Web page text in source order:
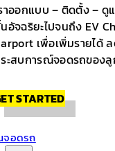
าออกแบบ – ติดตั้ง –
อัจฉริยะไปจนถึง EV
เพื่อเพิ่มรายได้
ะสบการณ์จอดรถของ
STARTED
จอดรถ